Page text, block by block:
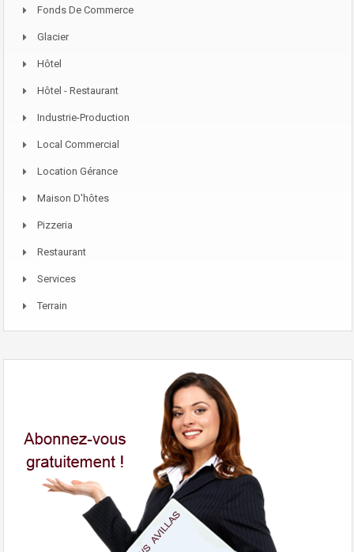
Fonds De Commerce
Glacier
Hôtel
Hôtel - Restaurant
Industrie-Production
Local Commercial
Location Gérance
Maison D'hôtes
Pizzeria
Restaurant
Services
Terrain